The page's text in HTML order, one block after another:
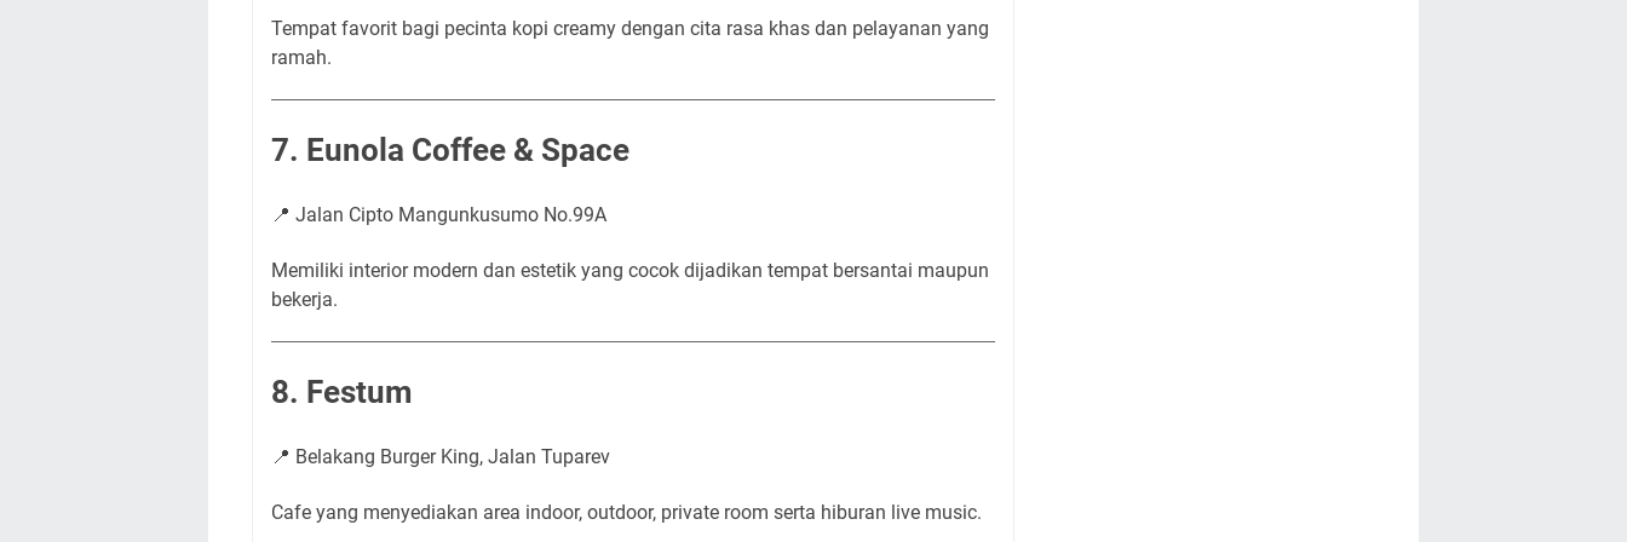
Tempat favorit bagi pecinta kopi creamy dengan cita rasa khas dan pelayanan yang
ramah.
7. Eunola Coffee & Space
📍 Jalan Cipto Mangunkusumo No.99A
Memiliki interior modern dan estetik yang cocok dijadikan tempat bersantai maupun
bekerja.
8. Festum
📍 Belakang Burger King, Jalan Tuparev
Cafe yang menyediakan area indoor, outdoor, private room serta hiburan live music.